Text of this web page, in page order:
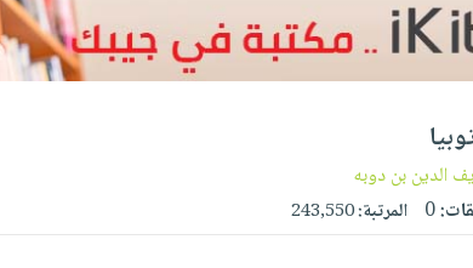
الدين بن دوبه
0 المرتبة:243,550